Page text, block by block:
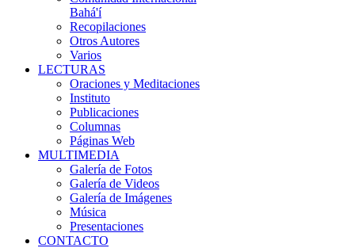
Bahá'í
Recopilaciones
Otros Autores
Varios
LECTURAS
Oraciones y Meditaciones
Instituto
Publicaciones
Columnas
Páginas Web
MULTIMEDIA
Galería de Fotos
Galería de Videos
Galería de Imágenes
Música
Presentaciones
CONTACTO